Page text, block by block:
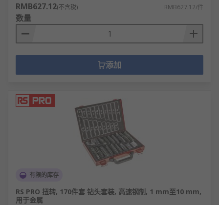
等……
为什么应该选择从RS欧时购买工
具？
我们将客户满意度放在企业经营的首要位置，我们成
的专业知识。我们为全球工程师提供支持，向 160 多
个国家/地区的客户提供工具，他们知道可以信赖我们
的产品质量和卓越的客户服务。
更多电动工具相关的问题，请查看电动工具
的电动工具及相关产品，订购现货
24小时内发货，线上下单满额免运费。
RMB627.12(不含税) RMB627.12/件
数量
添加
有限的库存
RS PRO 扭转, 170件套 钻头套装, 高速钢制, 1 mm至10 mm,
用于金属